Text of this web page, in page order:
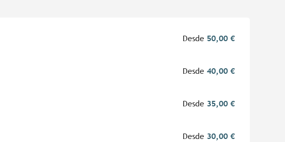
Desde 50,00 €
Desde40,00 €
Desde 35,00 €
Desde 30,00 €